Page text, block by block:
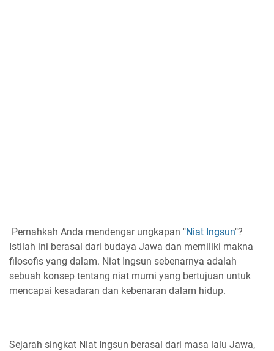
Pernahkah Anda mendengar ungkapan "Niat Ingsun"?
Istilah ini berasal dari budaya Jawa dan memiliki makna
filosofis yang dalam. Niat Ingsun sebenarnya adalah
sebuah konsep tentang niat murni yang bertujuan untuk
mencapai kesadaran dan kebenaran dalam hidup.
Sejarah singkat Niat Ingsun berasal dari masa lalu Jawa,